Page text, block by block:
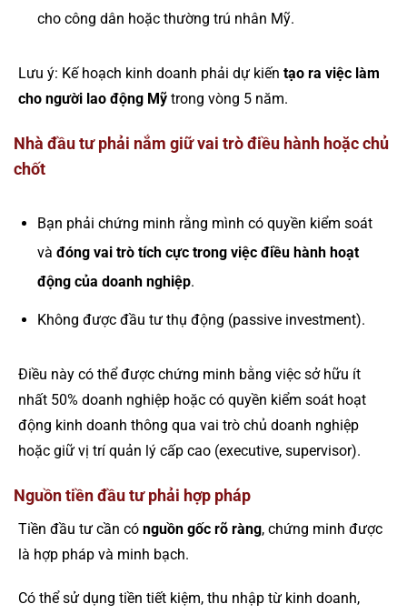
cho công dân hoặc thường trú nhân Mỹ.
Lưu ý: Kế hoạch kinh doanh phải dự kiến tạo ra việc làm
cho người lao động Mỹ trong vòng 5 năm.
Nhà đầu tư phải nắm giữ vai trò điều hành hoặc chủ
chốt
Bạn phải chứng minh rằng mình có quyền kiểm soát
và đóng vai trò tích cực trong việc điều hành hoạt
động của doanh nghiệp.
Không được đầu tư thụ động (passive investment).
Điều này có thể được chứng minh bằng việc sở hữu ít
nhất 50% doanh nghiệp hoặc có quyền kiểm soát hoạt
động kinh doanh thông qua vai trò chủ doanh nghiệp
hoặc giữ vị trí quản lý cấp cao (executive, supervisor).
Nguồn tiền đầu tư phải hợp pháp
Tiền đầu tư cần có nguồn gốc rõ ràng, chứng minh được
là hợp pháp và minh bạch.
Có thể sử dụng tiền tiết kiệm, thu nhập từ kinh doanh,